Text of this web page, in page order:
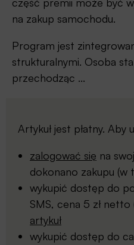
na zakup samochodu.
Program jest
strukturalnymi. Osoba
przechodząc ...
Artykuł jest płatny.
zalogować się na
dokonano zakupu (w
wykupić dostęp do
SMS, cena 5 zł netto
artykuł
wykupić dostęp do